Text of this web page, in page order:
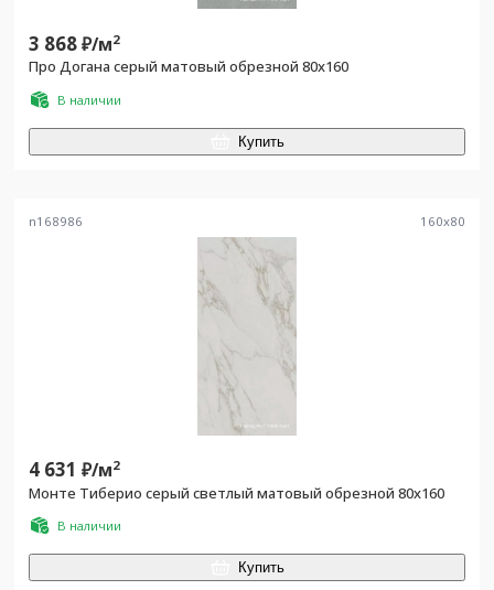
3 868₽/м2
Про Догана серый матовый обрезной 80x160
В наличии
Купить
n168986 160x80
4 631 ₽/м2
Монте Тиберио серый светлый матовый обрезной 80x160
В наличии
Купить